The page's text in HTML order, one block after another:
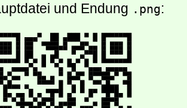
und Endung .png: